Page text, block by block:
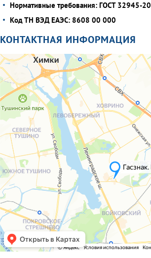
Нормативные требования: ГОСТ 32945-
Код ТН ВЭД ЕАЭС: 8608 00 000
КОНТАКТНАЯ ИНФОРМАЦИЯ